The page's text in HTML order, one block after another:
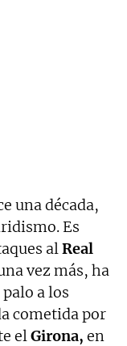
una década,
Es
alReal
vez más, ha
a los
cometida por
elGirona, en